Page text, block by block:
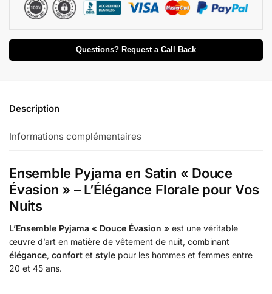
Questions? Request a Call Back
Description
Informations complémentaires
Ensemble Pyjama en Satin « Douce
Évasion » – L’Élégance Florale pour Vos
Nuits
L’Ensemble Pyjama « Douce Évasion » est une véritable
œuvre d’art en matière de vêtement de nuit, combinant
élégance, confort et style pour les hommes et femmes entre
20 et 45 ans.